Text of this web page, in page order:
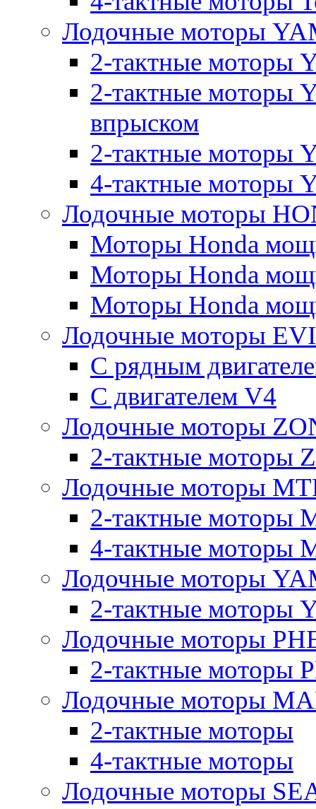
Лодочные моторы
2-тактные моторы
2-тактные моторы
впрыском
2-тактные моторы
4-тактные моторы
Лодочные моторы
Моторы Honda
Моторы Honda
Моторы Honda
Лодочные моторы
С рядным
C двигателем V4
Лодочные моторы
2-тактные моторы
Лодочные моторы
2-тактные моторы
4-тактные моторы
Лодочные моторы
2-тактные моторы
Лодочные моторы
2-тактные моторы
Лодочные моторы
2-тактные моторы
4-тактные моторы
Лодочные моторы